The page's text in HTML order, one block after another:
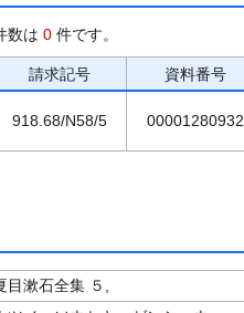
数は 0 件です。
請求記号 資料番号
918.68/N58/5 00001280932
目漱石全集 ５,